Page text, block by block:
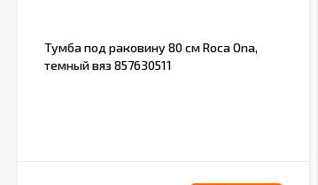
Тумба под раковину 80 см Roca Ona,
темный вяз 857630511